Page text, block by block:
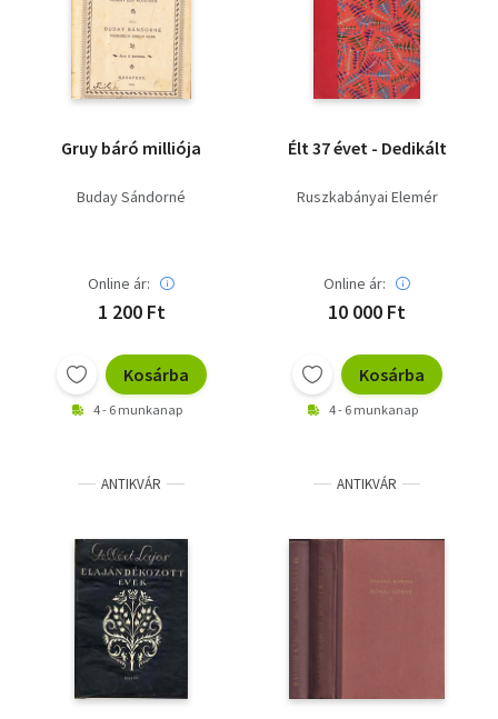
Gruy báró milliója
Buday Sándorné
Online ár:
1 200 Ft
Kosárba
4 - 6 munkanap
Élt 37 évet - Dedikált
Ruszkabányai Elemér
Online ár:
10 000 Ft
Kosárba
4 - 6 munkanap
ANTIKVÁR ANTIKVÁR